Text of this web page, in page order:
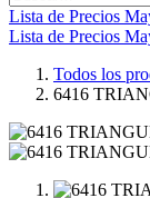
Lista de Precios
Lista de Precios
Todos los
6416